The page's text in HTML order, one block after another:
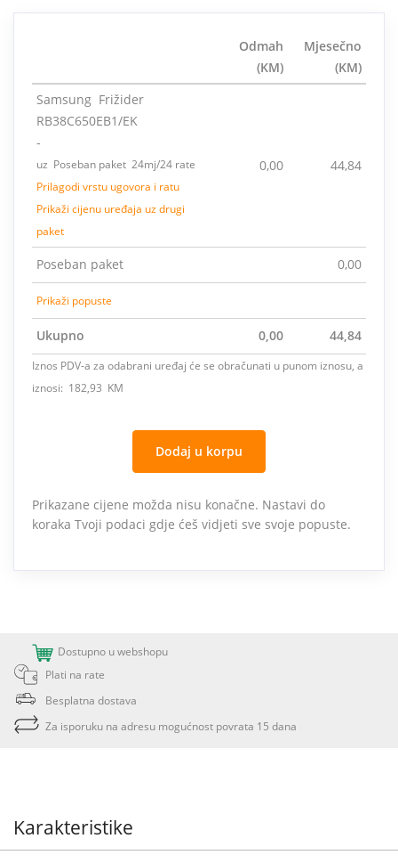
Odmah
(KM)
Mjesečno
(KM)
Samsung Frižider
RB38C650EB1/EK
-
uz Poseban paket 24mj/24 rate
Prilagodi vrstu ugovora i ratu
Prikaži cijenu uređaja uz drugi
paket
0,00 44,84
Poseban paket 0,00
Prikaži popuste
Ukupno 0,00 44,84
Iznos PDV-a za odabrani uređaj će se obračunati u punom iznosu, a
iznosi: 182,93 KM
Dodaj u korpu
Prikazane cijene možda nisu konačne. Nastavi do
koraka Tvoji podaci gdje ćeš vidjeti sve svoje popuste.
Dostupno u webshopu
Plati na rate
Besplatna dostava
Za isporuku na adresu mogućnost povrata 15 dana
Karakteristike